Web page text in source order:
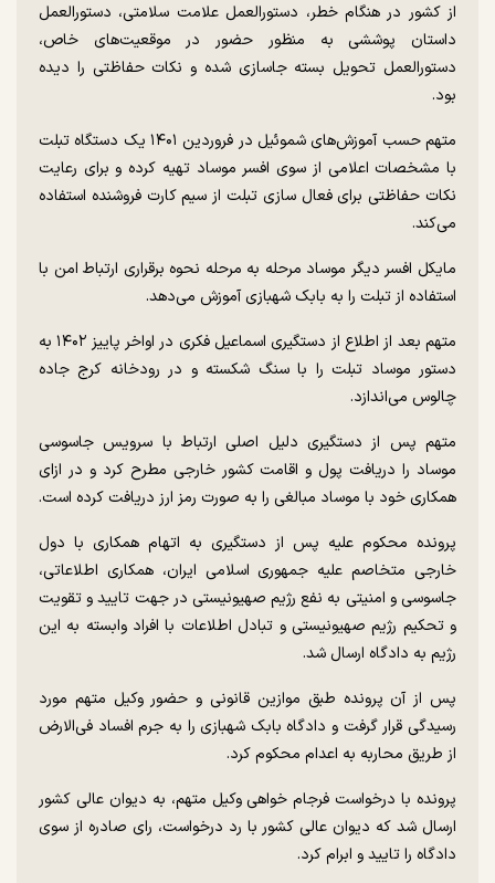
از کشور در هنگام خطر، دستورالعمل علامت سلامتی، دستورالعمل
داستان پوششی به منظور حضور در موقعیت‌های خاص،
دستورالعمل تحویل بسته جاسازی شده و نکات حفاظتی را دیده
بود.
متهم حسب آموزش‌های شموئیل در فروردین ۱۴۰۱ یک دستگاه تبلت
با مشخصات اعلامی از سوی افسر موساد تهیه کرده و برای رعایت
نکات حفاظتی برای فعال سازی تبلت از سیم کارت فروشنده استفاده
می‌کند.
مایکل افسر دیگر موساد مرحله به مرحله نحوه برقراری ارتباط امن با
استفاده از تبلت را به بابک شهبازی آموزش می‌دهد.
متهم بعد از اطلاع از دستگیری اسماعیل فکری در اواخر پاییز ۱۴۰۲ به
دستور موساد تبلت را با سنگ شکسته و در رودخانه کرج جاده
چالوس می‌اندازد.
متهم پس از دستگیری دلیل اصلی ارتباط با سرویس جاسوسی
موساد را دریافت پول و اقامت کشور خارجی مطرح کرد و در ازای
همکاری خود با موساد مبالغی را به صورت رمز ارز دریافت کرده است.
پرونده محکوم علیه پس از دستگیری به اتهام همکاری با دول
خارجی متخاصم علیه جمهوری اسلامی ایران، همکاری اطلاعاتی،
جاسوسی و امنیتی به نفع رژیم صهیونیستی در جهت تایید و تقویت
و تحکیم رژیم صهیونیستی و تبادل اطلاعات با افراد وابسته به این
رژیم به دادگاه ارسال شد.
پس از آن پرونده طبق موازین قانونی و حضور وکیل متهم مورد
رسیدگی قرار گرفت و دادگاه بابک شهبازی را به جرم افساد فی‌الارض
از طریق محاربه به اعدام محکوم کرد.
پرونده با درخواست فرجام خواهی وکیل متهم، به دیوان عالی کشور
ارسال شد که دیوان عالی کشور با رد درخواست، رای صادره از سوی
دادگاه را تایید و ابرام کرد.